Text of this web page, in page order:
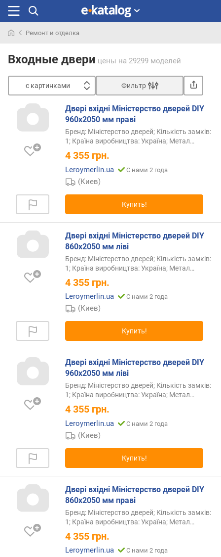
раньше
Ремонт и отделка
Входные двери цены на 29299 моделей
с картинками
р
а
д
е
ш
х
д
р
о
г
м
д
р
о
г
и
д
Фильтр
Двері вхідні Міністерство дверей DIY
960х2050 мм праві
Бренд: Міністерство дверей; Кількість замків:
1; Країна виробництва: Україна; Метал…
4 355 грн.
Leroymerlin.ua С нами 2 года
(Киев)
Купить!
Двері вхідні Міністерство дверей DIY
860х2050 мм ліві
Бренд: Міністерство дверей; Кількість замків:
1; Країна виробництва: Україна; Метал…
4 355 грн.
Leroymerlin.ua С нами 2 года
(Киев)
Купить!
Двері вхідні Міністерство дверей DIY
960х2050 мм ліві
Бренд: Міністерство дверей; Кількість замків:
1; Країна виробництва: Україна; Метал…
4 355 грн.
Leroymerlin.ua С нами 2 года
(Киев)
Купить!
Двері вхідні Міністерство дверей DIY
860х2050 мм праві
Бренд: Міністерство дверей; Кількість замків:
1; Країна виробництва: Україна; Метал…
4 355 грн.
Leroymerlin.ua С нами 2 года